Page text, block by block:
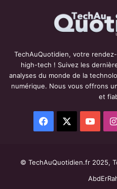
TechAuQuotidien, votre
high-tech ! Suivez les
analyses du monde de la
numérique. Nous vous offrons
et
Facebook
© TechAuQuotidien.fr 2025,